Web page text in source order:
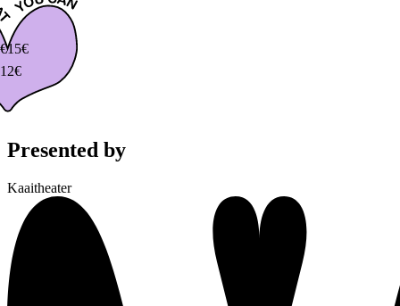
15€
Presented by
Kaaitheater